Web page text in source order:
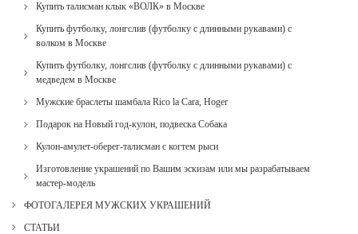
Купить талисман клык «ВОЛК» в Москве
Купить футболку, лонгслив (футболку с длинными рукавами) с
волком в Москве
Купить футболку, лонгслив (футболку с длинными рукавами) с
медведем в Москве
Мужские браслеты шамбала Rico la Cara, Hoger
Подарок на Новый год-кулон, подвеска Собака
Кулон-амулет-оберег-талисман с когтем рыси
Изготовление украшений по Вашим эскизам или мы разрабатываем
мастер-модель
ФОТОГАЛЕРЕЯ МУЖСКИХ УКРАШЕНИЙ
СТАТЬИ